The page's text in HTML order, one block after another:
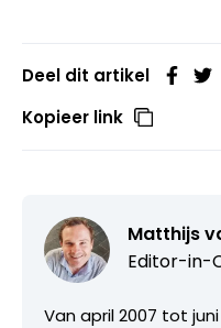
Deel dit artikel
Kopieer link
Matthijs
Editor-in-
Van april 2007 tot